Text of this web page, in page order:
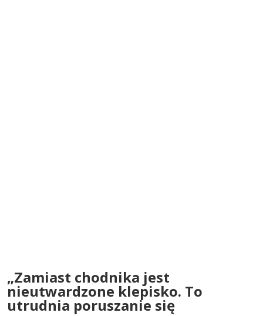
„Zamiast chodnika jest
nieutwardzone klepisko. To
utrudnia poruszanie się